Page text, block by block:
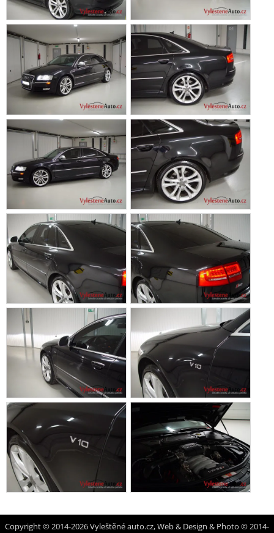
Copyright © 2014-2026 Vyleštěné auto.cz, Web & Design & Photo © 2014-